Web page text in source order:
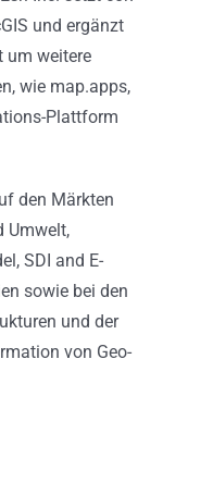
und ergänzt
um weitere
wie map.apps,
Plattform
den Märkten
Umwelt,
SDI and E-
sowie bei den
und der
von Geo-